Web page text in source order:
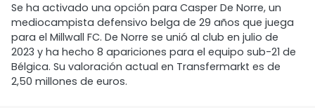
Se ha activado una opción para Casper De Norre, un
mediocampista defensivo belga de 29 años que juega
para el Millwall FC. De Norre se unió al club en julio de
2023 y ha hecho 8 apariciones para el equipo sub-21 de
Bélgica. Su valoración actual en Transfermarkt es de
2,50 millones de euros.